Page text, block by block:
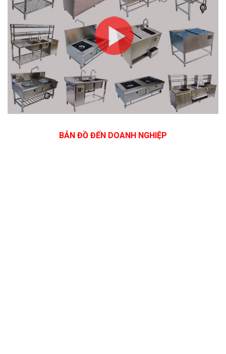
BẢN ĐỒ ĐẾN DOANH NGHIỆP